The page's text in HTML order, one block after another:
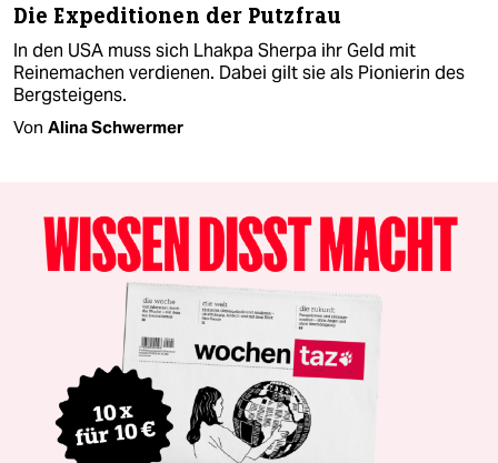
Die Expeditionen der Putzfrau
In den USA muss sich Lhakpa Sherpa ihr Geld mit
Reinemachen verdienen. Dabei gilt sie als Pionierin des
Bergsteigens.
Von Alina Schwermer